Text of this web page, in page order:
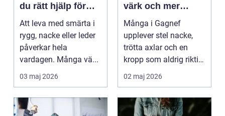
du rätt hjälp för
smärta och rehab
Att leva med smärta i
rygg, nacke eller leder
påverkar hela
vardagen. Många vä...
03 maj 2026
värk och mer
vardagsenergi
Många i Gagnef
upplever stel nacke,
trötta axlar och en
kropp som aldrig riktigt
hinner återhämta si...
02 maj 2026